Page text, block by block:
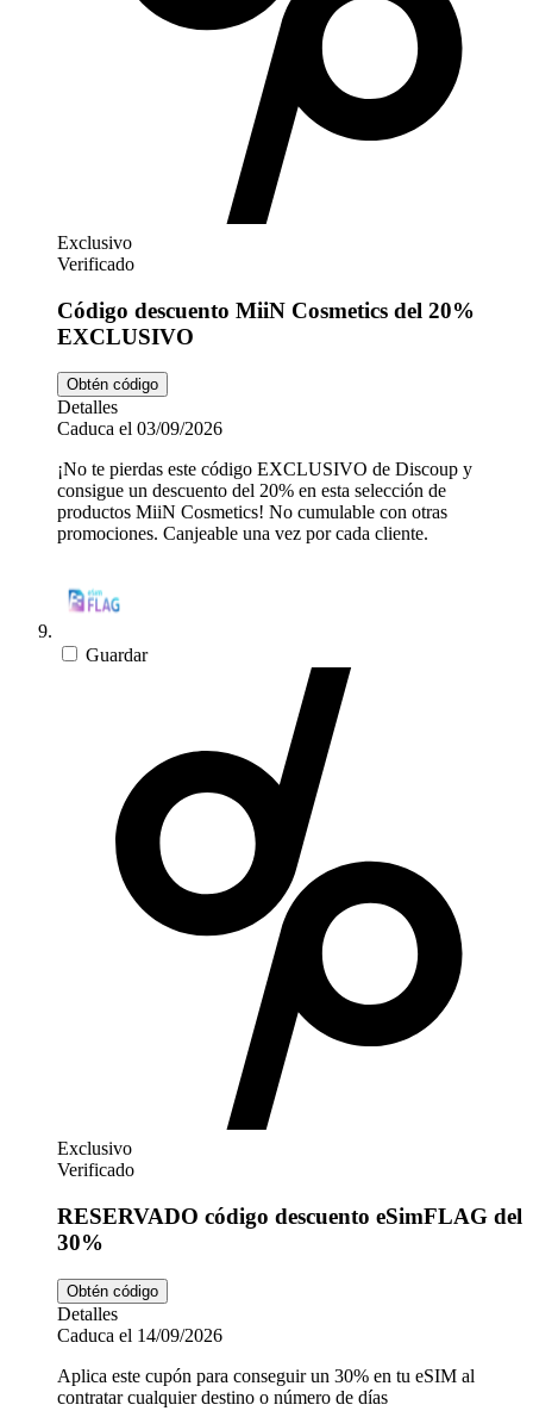
Exclusivo
Verificado
Código descuento MiiN Cosmetics del 20%
EXCLUSIVO
Obtén código
Detalles
Caduca el 03/09/2026
¡No te pierdas este código EXCLUSIVO de Discoup y
consigue un descuento del 20% en esta selección de
productos MiiN Cosmetics! No cumulable con otras
promociones. Canjeable una vez por cada cliente.
Guardar
Exclusivo
Verificado
RESERVADO código descuento eSimFLAG del
30%
Obtén código
Detalles
Caduca el 14/09/2026
Aplica este cupón para conseguir un 30% en tu eSIM al
contratar cualquier destino o número de días